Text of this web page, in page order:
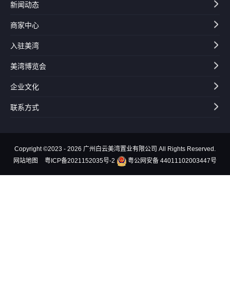
新闻动态
商家中心
入驻美湾
美湾博览会
企业文化
联系方式
Copyright ©2023 - 2026 广州白云美湾置业有限公司 All Rights Reserved.
网站地图
粤ICP备2021152035号-2 粤公网安备 44011102003447号